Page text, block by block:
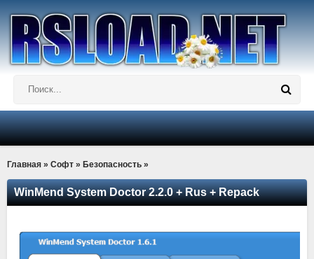
Главная » Софт » Безопасность »
WinMend System Doctor 2.2.0 + Rus + Repack